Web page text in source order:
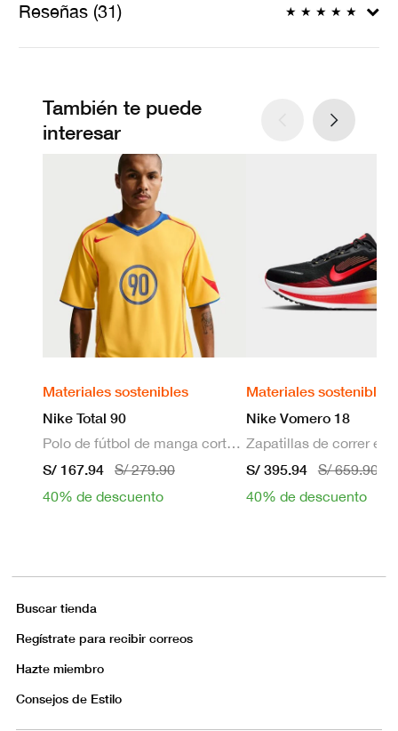
Reseñas (31) ★ ★ ★ ★ ★
También te puede
interesar
Materiales sostenibles
Nike Total 90
Polo de fútbol de manga corta Dri-FIT para hombre
S/ 167.94
S/ 279.90
40% de descuento
Materiales sostenibles
Nike Vomero 18
S/ 395.94
S/ 659.90
40% de descuento
Buscar tienda
Regístrate para recibir correos
Hazte miembro
Consejos de Estilo